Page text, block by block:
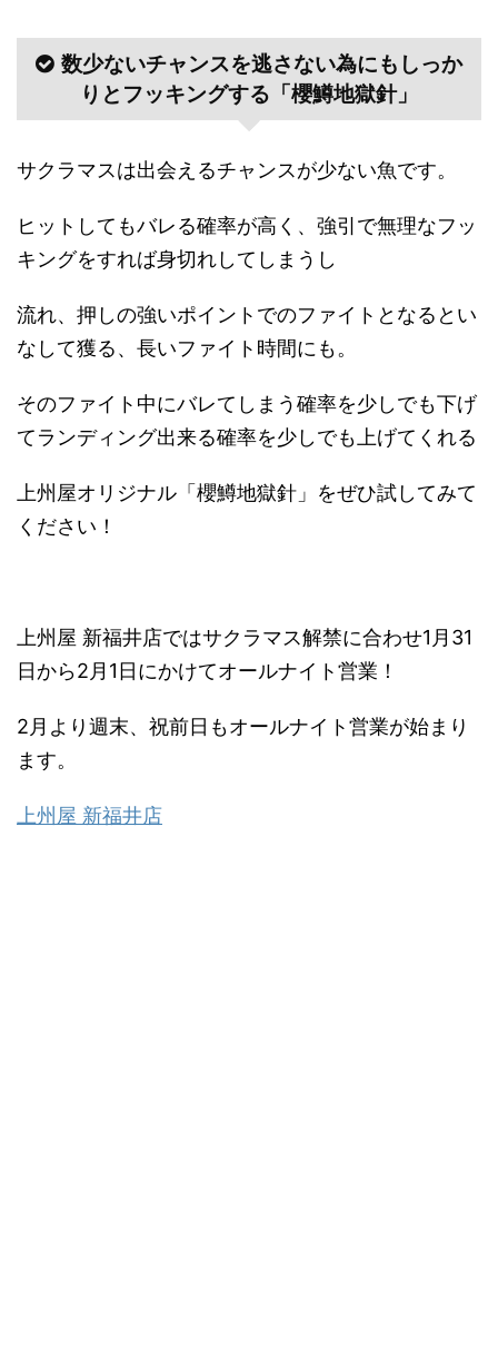
数少ないチャンスを逃さない為にもしっか
りとフッキングする「櫻鱒地獄針」
サクラマスは出会えるチャンスが少ない魚です。
ヒットしてもバレる確率が高く、強引で無理なフッ
キングをすれば身切れしてしまうし
流れ、押しの強いポイントでのファイトとなるとい
なして獲る、長いファイト時間にも。
そのファイト中にバレてしまう確率を少しでも下げ
てランディング出来る確率を少しでも上げてくれる
上州屋オリジナル「櫻鱒地獄針」をぜひ試してみて
ください！
上州屋 新福井店ではサクラマス解禁に合わせ1月31
日から2月1日にかけてオールナイト営業！
2月より週末、祝前日もオールナイト営業が始まり
ます。
上州屋 新福井店